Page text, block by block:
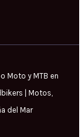
Moto y MTB en
| Motos,
del Mar